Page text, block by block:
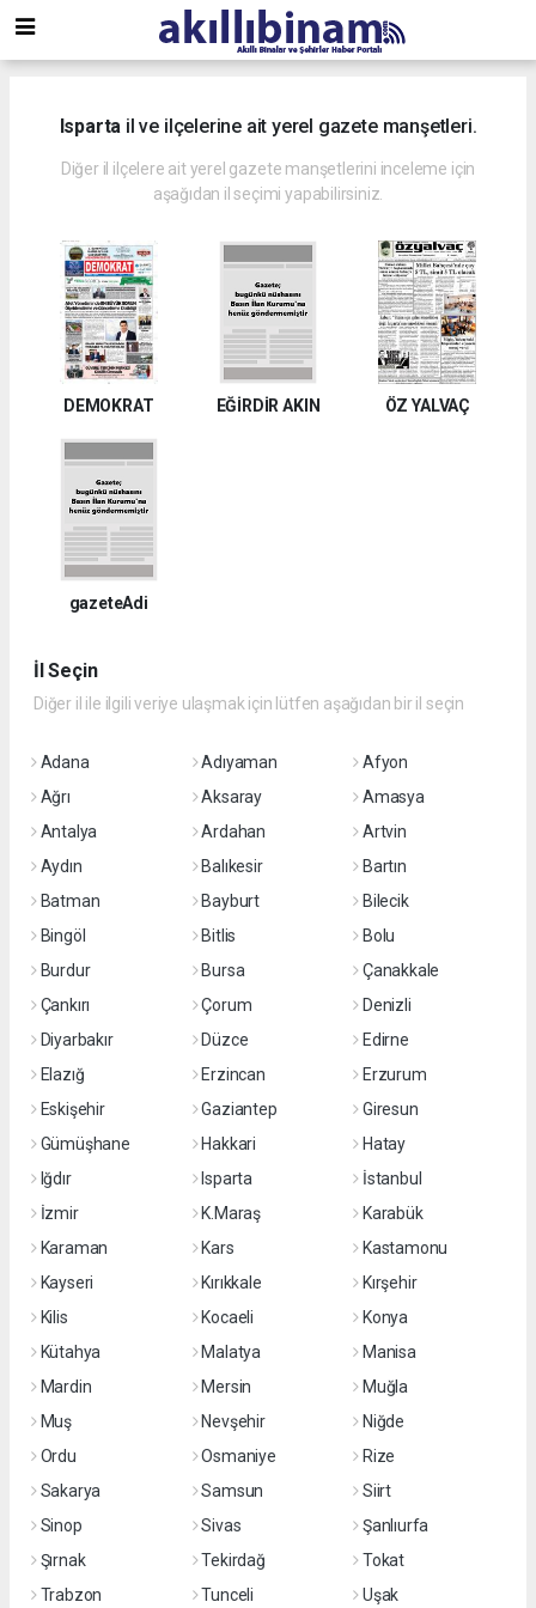
Isparta il ve ilçelerine ait yerel gazete manşetleri.
Diğer il ilçelere ait yerel gazete manşetlerini inceleme için
aşağıdan il seçimi yapabilirsiniz.
DEMOKRAT EĞİRDİR AKIN ÖZ YALVAÇ
gazeteAdi
İl Seçin
Diğer il ile ilgili veriye ulaşmak için lütfen aşağıdan bir il seçin
Adana Adıyaman
Afyon
Ağrı
Aksaray
Amasya
Antalya
Ardahan
Artvin
Aydın
Balıkesir
Bartın
Batman
Bayburt
Bilecik
Bingöl
Bitlis
Bolu
Burdur
Bursa
Çanakkale
Çankırı
Çorum
Denizli
Diyarbakır
Düzce
Edirne
Elazığ
Erzincan
Erzurum
Eskişehir
Gaziantep
Giresun
Gümüşhane
Hakkari
Hatay
Iğdır
Isparta
İstanbul
İzmir
K.Maraş
Karabük
Karaman
Kars
Kastamonu
Kayseri
Kırıkkale
Kırşehir
Kilis
Kocaeli
Konya
Kütahya
Malatya
Manisa
Mardin
Mersin
Muğla
Muş
Nevşehir
Niğde
Ordu
Osmaniye
Rize
Sakarya
Samsun
Siirt
Sinop
Sivas
Şanlıurfa
Şırnak
Tekirdağ
Tokat
Trabzon
Tunceli Uşak